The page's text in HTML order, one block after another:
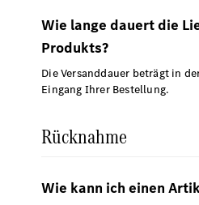
Wie lange dauert die
Produkts?
Die Versanddauer beträgt in
Eingang Ihrer Bestellung.
Rücknahme
Wie kann ich einen